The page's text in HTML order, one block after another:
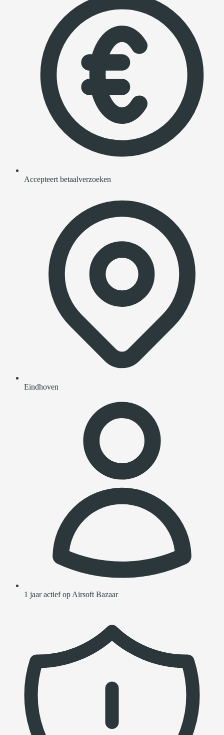
Accepteert betaalverzoeken
Eindhoven
1 jaar actief op Airsoft Bazaar